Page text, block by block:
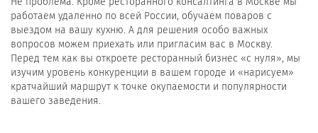
работаем удаленно по всей России, обучаем поваров с
выездом на вашу кухню. А для решения особо важных
вопросов можем приехать или пригласим вас в Москву.
Перед тем как вы откроете ресторанный бизнес «с нуля», мы
изучим уровень конкуренции в вашем городе и «нарисуем»
кратчайший маршрут к точке окупаемости и популярности
вашего заведения.